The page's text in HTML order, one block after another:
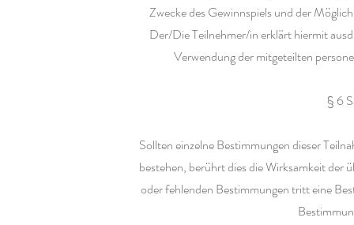
Zwecke des Gewinnspiels und der
Der/Die Teilnehmer/in erklärt hiermit
Verwendung der mitgeteilten
§ 6
Sollten einzelne Bestimmungen dieser
bestehen, berührt dies die Wirksamkeit der
oder fehlenden Bestimmungen tritt eine